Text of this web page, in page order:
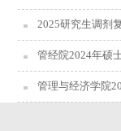
2025研究生调剂
管经院2024年硕
管理与经济学院